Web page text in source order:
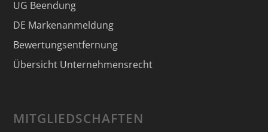
UG Beendung
DE Markenanmeldung
Bewertungsentfernung
Übersicht Unternehmensrecht
MITGLIEDSCHAFTEN